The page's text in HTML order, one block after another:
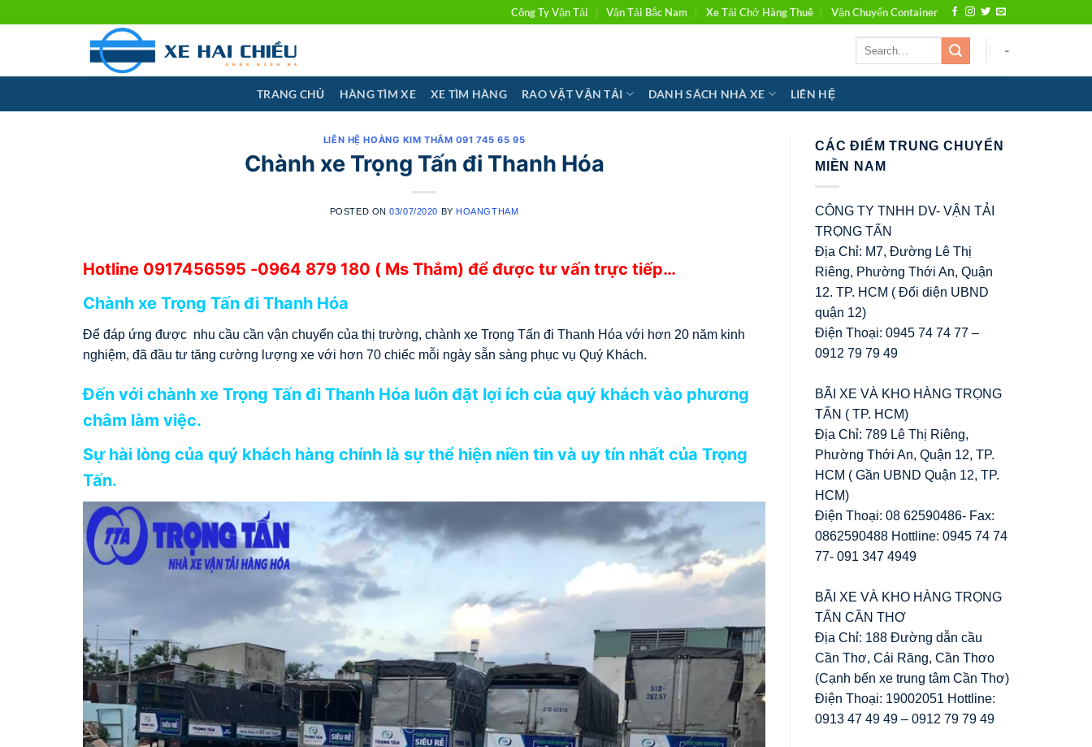
Công Ty Vận Tải Vận Tải Bắc Nam Xe Tải Chở Hàng Thuê Vận Chuyển Container
-
TRANG CHỦ HÀNG TÌM XE XE TÌM HÀNG RAO VẶT VẬN TẢI DANH SÁCH NHÀ XE LIÊN HỆ
LIÊN HỆ HOÀNG KIM THẮM 091 745 65 95
Chành xe Trọng Tấn đi Thanh Hóa
POSTED ON03/07/2020 BY HOANGTHAM
Hotline 0917456595 -0964 879 180 ( Ms Thắm) để được tư vấn trực tiếp…
Chành xe Trọng Tấn đi Thanh Hóa
Để đáp ứng được nhu cầu cần vận chuyển của thị trường, chành xe Trọng Tấn đi Thanh Hóa với hơn 20 năm kinh
nghiệm, đã đầu tư tăng cường lượng xe với hơn 70 chiếc mỗi ngày sẵn sàng phục vụ Quý Khách.
Đến với chành xe Trọng Tấn đi Thanh Hóa luôn đặt lợi ích của quý khách vào phương
châm làm việc.
Sự hài lòng của quý khách hàng chính là sự thể hiện niền tin và uy tín nhất của Trọng
Tấn.
CÁC ĐIỂM TRUNG CHUYỂN
MIỀN NAM
CÔNG TY TNHH DV- VẬN TẢI
TRỌNG TẤN
Địa Chỉ: M7, Đường Lê Thị
Riêng, Phường Thới An, Quận
12. TP. HCM ( Đối diện UBND
quận 12)
Điện Thoại: 0945 74 74 77 –
0912 79 79 49
BÃI XE VÀ KHO HÀNG TRỌNG
TẤN ( TP. HCM)
Địa Chỉ: 789 Lê Thị Riêng,
Phường Thới An, Quận 12, TP.
HCM ( Gần UBND Quận 12, TP.
HCM)
Điện Thoại: 08 62590486- Fax:
0862590488 Hottline: 0945 74 74
77- 091 347 4949
BÃI XE VÀ KHO HÀNG TRỌNG
TẤN CẦN THƠ
Địa Chỉ: 188 Đường dẫn cầu
Cần Thơ, Cái Răng, Cần Thơo
(Cạnh bến xe trung tâm Cần Thơ)
Điện Thoại: 19002051 Hottline:
0913 47 49 49 – 0912 79 79 49